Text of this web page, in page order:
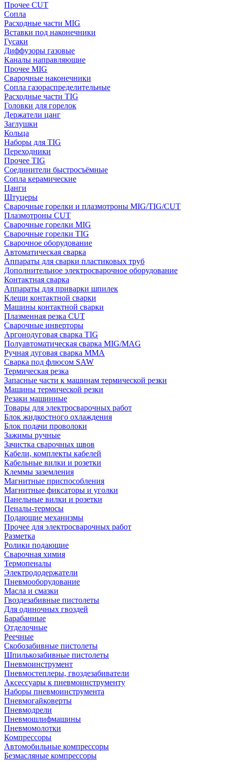
Прочее CUT
Сопла
Расходные части MIG
Вставки под наконечники
Гусаки
Диффузоры газовые
Каналы направляющие
Прочее MIG
Сварочные наконечники
Сопла газораспределительные
Расходные части TIG
Головки для горелок
Держатели цанг
Заглушки
Кольца
Наборы для TIG
Переходники
Прочее TIG
Соединители быстросъёмные
Сопла керамические
Цанги
Штуцеры
Сварочные горелки и плазмотроны MIG/TIG/CUT
Плазмотроны CUT
Сварочные горелки MIG
Сварочные горелки TIG
Сварочное оборудование
Автоматическая сварка
Аппараты для сварки пластиковых труб
Дополнительное электросварочное оборудование
Контактная сварка
Аппараты для приварки шпилек
Клещи контактной сварки
Машины контактной сварки
Плазменная резка CUT
Сварочные инверторы
Аргонодуговая сварка TIG
Полуавтоматическая сварка MIG/MAG
Ручная дуговая сварка MMA
Сварка под флюсом SAW
Термическая резка
Запасные части к машинам термической резки
Машины термической резки
Резаки машинные
Товары для электросварочных работ
Блок жидкостного охлаждения
Блок подачи проволоки
Зажимы ручные
Зачистка сварочных швов
Кабели, комплекты кабелей
Кабельные вилки и розетки
Клеммы заземления
Магнитные приспособления
Магнитные фиксаторы и уголки
Панельные вилки и розетки
Пеналы-термосы
Подающие механизмы
Прочее для электросварочных работ
Разметка
Ролики подающие
Сварочная химия
Термопеналы
Электрододержатели
Пневмооборудование
Масла и смазки
Гвоздезабивные пистолеты
Для одиночных гвоздей
Барабанные
Отделочные
Реечные
Скобозабивные пистолеты
Шпилькозабивные пистолеты
Пневмоинструмент
Пневмостеплеры, гвоздезабиватели
Аксессуары к пневмоинструменту
Наборы пневмоинструмента
Пневмогайковерты
Пневмодрели
Пневмошлифмашины
Пневмомолотки
Компрессоры
Автомобильные компрессоры
Безмасляные компрессоры